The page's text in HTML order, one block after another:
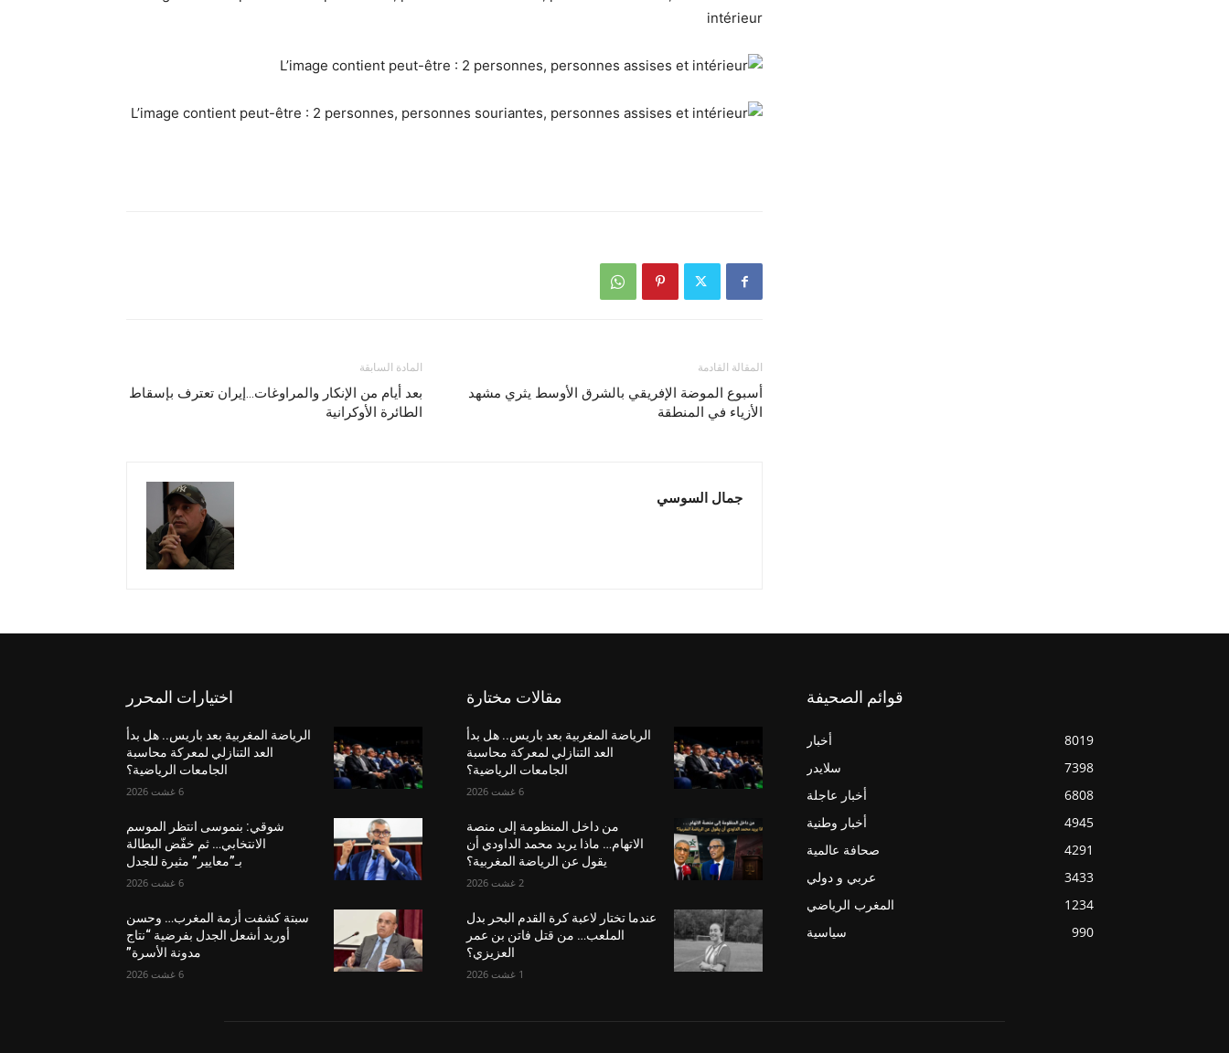
المادة السابقة
بعد أيام من الإنكار والمراوغات…إيران تعترف بإسقاط
الطائرة الأوكرانية
المقالة القادمة
أسبوع الموضة الإفريقي بالشرق الأوسط يثري مشهد
الأزياء في المنطقة
جمال السوسي
اختيارات المحرر
الرياضة المغربية بعد باريس.. هل بدأ
العد التنازلي لمعركة محاسبة
الجامعات الرياضية؟
6 غشت 2026
شوقي: بنموسى انتظر الموسم
الانتخابي… ثم خفّض البطالة
بـ”معايير” مثيرة للجدل
6 غشت 2026
سبتة كشفت أزمة المغرب… وحسن
أوريد أشعل الجدل بفرضية “نتاج
مدونة الأسرة”
6 غشت 2026
مقالات مختارة
الرياضة المغربية بعد باريس.. هل بدأ
العد التنازلي لمعركة محاسبة
الجامعات الرياضية؟
6 غشت 2026
من داخل المنظومة إلى منصة
الاتهام… ماذا يريد محمد الداودي أن
يقول عن الرياضة المغربية؟
2 غشت 2026
عندما تختار لاعبة كرة القدم البحر بدل
الملعب… من قتل فاتن بن عمر
العزيزي؟
1 غشت 2026
قوائم الصحيفة
أخبار
8019
سلايدر
7398
أخبار عاجلة
6808
أخبار وطنية
4945
صحافة عالمية
4291
عربي و دولي
3433
المغرب الرياضي
1234
سياسية
990